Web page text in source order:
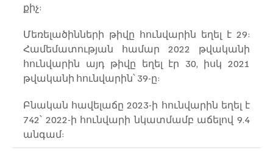
քիչ:
Մեռելածինների թիվը հունվարին եղել է 29:
Համեմատության համար 2022 թվականի
հունվարին այդ թիվը եղել էր 30, իսկ 2021
թվականի հունվարին՝ 39-ը:
Բնական հավելաճը 2023-ի հունվարին եղել է
742՝ 2022-ի հունվարի նկատմամբ աճելով 9.4
անգամ: